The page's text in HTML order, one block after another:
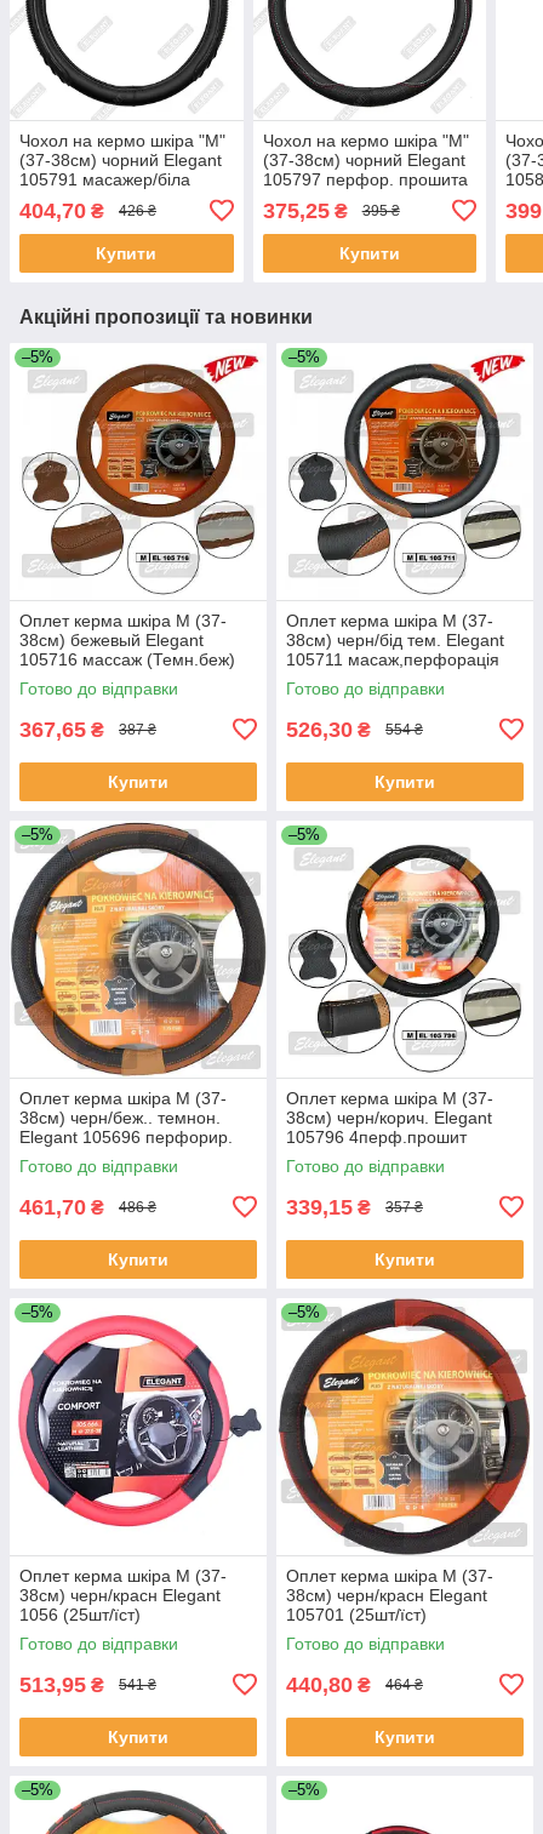
Чохол на кермо шкіра "М"
(37-38см) чорний Elegant
105791 масажер/біла
404,70 ₴ 426 ₴
Купити
Чохол на кермо шкіра "М"
(37-38см) чорний Elegant
105797 перфор. прошита
шов
375,25₴ 395 ₴
Купити
(37-
399
Акційні пропозиції та новинки
–5%
Оплет керма шкіра М (37-
38см) бежевый Elegant
105716 массаж (Темн.беж)
Готово до відправки
367,65 ₴ 387 ₴
Купити
–5%
Оплет керма шкіра М (37-
38см) черн/бід тем. Elegant
105711 масаж,перфорація
(30шт/священ)
Готово до відправки
526,30 ₴ 554 ₴
Купити
–5%
Оплет керма шкіра М (37-
38см) черн/беж.. темнон.
Elegant 105696 перфорир.
Готово до відправки
461,70 ₴ 486 ₴
Купити
–5%
Оплет керма шкіра М (37-
38см) черн/корич. Elegant
105796 4перф.прошит
коричневою (30шт/священ)
Готово до відправки
339,15 ₴ 357 ₴
Купити
–5%
Оплет керма шкіра М (37-
38см) черн/красн Elegant
1056 (25шт/їст)
Готово до відправки
513,95 ₴ 541 ₴
Купити
–5%
Оплет керма шкіра М (37-
38см) черн/красн Elegant
105701 (25шт/їст)
Готово до відправки
440,80 ₴ 464 ₴
Купити
–5% –5%